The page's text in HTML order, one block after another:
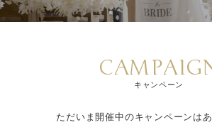
キャンペーン
ただいま開催中のキャンペーンはあ